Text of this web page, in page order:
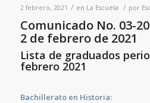
2 febrero, 2021 / en La Escuela / por
Comunicado No. 03-
2 de febrero de 2021
Lista de graduados
febrero 2021
Bachillerato en Historia: